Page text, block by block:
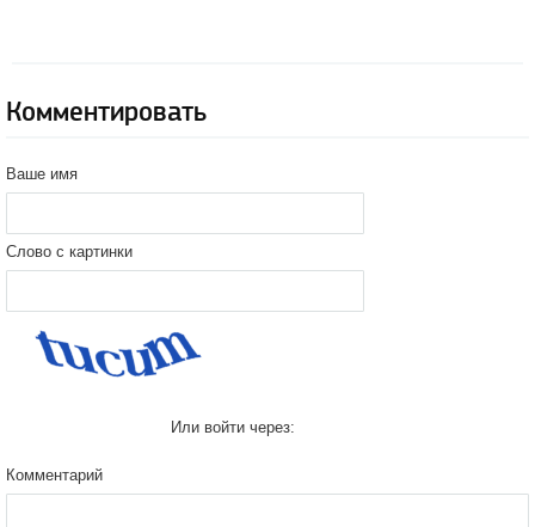
Комментировать
Ваше имя
Слово с картинки
Или войти через:
Комментарий